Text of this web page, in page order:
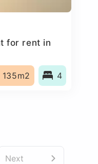
for rent in
135m2 4
Next